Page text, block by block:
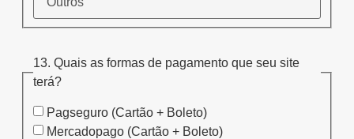
13. Quais as formas de pagamento que seu site
terá?
Pagseguro (Cartão + Boleto)
Mercadopago (Cartão + Boleto)